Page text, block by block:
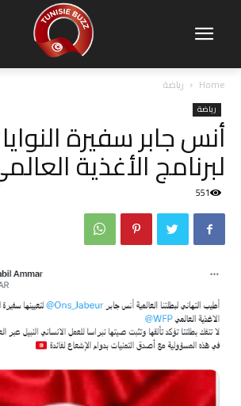
Home رياضة
رياضة
أنس جابر سفيرة
لبرنامج الأغذية
551